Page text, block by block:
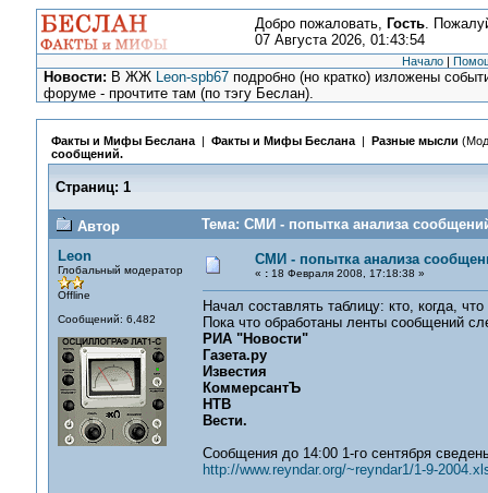
Добро пожаловать, Гость.
07 Августа 2026, 01:43:54
Начало |
Новости: В ЖЖ Leon-spb67 подробно (но кратко) изложены
форуме - прочтите там (по тэгу Беслан).
Факты и Мифы Беслана| Факты и Мифы Беслана| Разные мысли
сообщений.
Страниц: 1
Автор
Тема: СМИ - попытка анализа
Leon
Глобальный модератор
Offline
Сообщений: 6,482
СМИ - попытка анализа
« :18 Февраля 2008, 17:18:38 »
Начал составлять таблицу: кто, когда,
Пока что обработаны ленты сообщений
РИА "Новости"
Газета.ру
Известия
КоммерсантЪ
НТВ
Вести.
Сообщения до 14:00 1-го сентября
http://www.reyndar.org/~reyndar1/1-9-